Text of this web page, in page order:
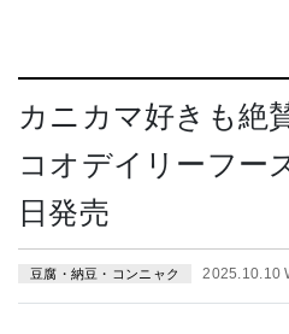
カニカマ好きも絶
コオデイリーフー
日発売
豆腐・納豆・コンニャク 2025.10.10